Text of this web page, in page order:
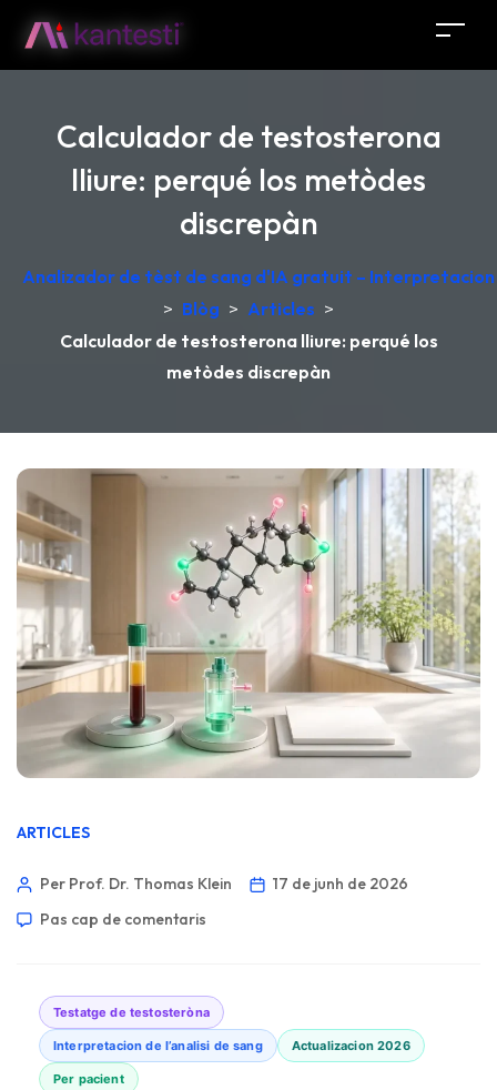
Calculador de testosterona
lliure: perqué los metòdes
discrepàn
Analizador de tèst de sang d'IA gratuit –
> Blòg > Articles >
Calculador de testosterona lliure: perqué los
metòdes discrepàn
ARTICLES
Per Prof. Dr. Thomas Klein
17 de junh de 2026
Pas cap de comentaris
Testatge de testosteròna
Interpretacion de l’analisi de sang Actualizacion 2026
Per pacient